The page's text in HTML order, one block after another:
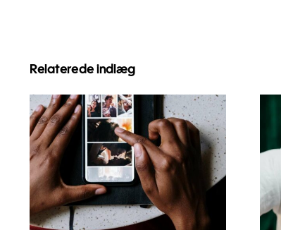
Relaterede indlæg
Bedste apps til at
animere fotos til
fængende Facebook-
opslag